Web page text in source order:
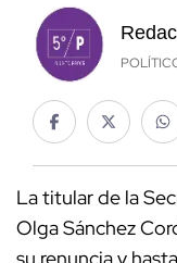
La titular de la
Olga Sánchez